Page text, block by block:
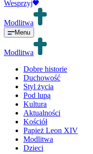
Wesprzyj
Modlitwa
Menu
Modlitwa
Dobre historie
Duchowość
Styl życia
Pod lupą
Kultura
Aktualności
Kościół
Papież Leon XIV
Modlitwa
Dzieci